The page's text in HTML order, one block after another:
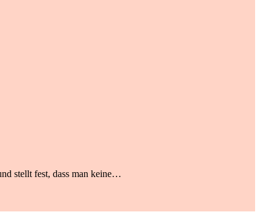
stellt fest, dass man keine…